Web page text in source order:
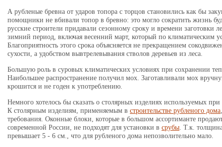
А рубленые бревна от ударов топора с торцов становились как бы
помощники не вбивали топор в бревно: это могло сократить жизнь
русские строители придавали сезонному сроку и времени заготовки
зимний период, включая весенний март, который по климатическим
Благоприятность этого срока объясняется не прекращением
сухости, а удобством вывтрелевывания стволов деревьев из леса.
Большую роль в суровых климатических условиях при сохранении
Наибольшее распространение получил мох. Заготавливали мох
крошится и не годен к употреблению.
Немного хотелось бы сказать о столярных изделиях используемых при
К столярным изделиям, применяемым в строительстве рубленого дома
требования. Оконные блоки, которые в большом ассортиманте
современной России, не подходят для установки в срубы . Т.к.
превышает 5 - 6 см., что для рубленого дома непозволительно мало.